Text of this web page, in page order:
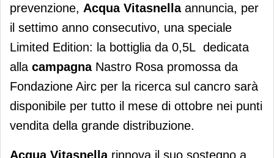
prevenzione, Acqua Vitasnellaannuncia, per
il settimo anno consecutivo, una speciale
Limited Edition: la bottiglia da 0,5L dedicata
alla campagnaNastro Rosa promossa da
Fondazione Airc per la ricerca sul cancro sarà
disponibile per tutto il mese di ottobre nei punti
vendita della grande distribuzione.
Acqua Vitasnellarinnova il suo sostegno a